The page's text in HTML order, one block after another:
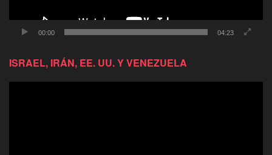
00:00 04:23
ISRAEL, IRÁN, EE. UU. Y VENEZUELA